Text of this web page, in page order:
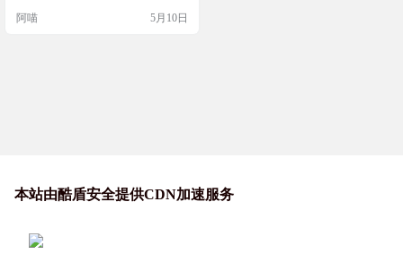
版本放出！ 特别声明：如果您喜欢
阿喵 5月10日
本站由酷盾安全提供CDN加速服务